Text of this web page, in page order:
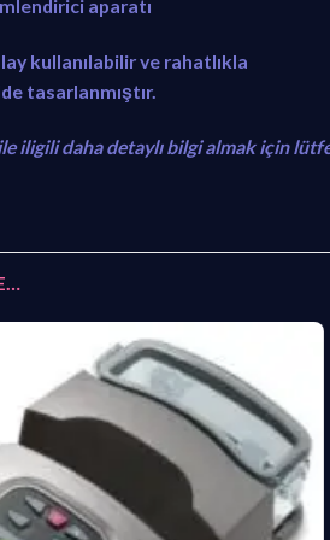
aparatı
kullanılabilir ve rahatlıkla
tasarlanmıştır.
iligili daha detaylı bilgi almak için